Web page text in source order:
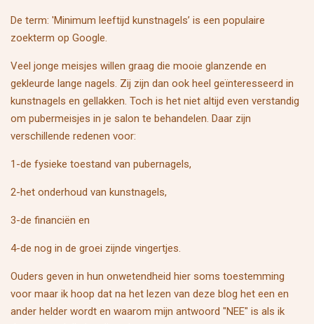
De term: 'Minimum leeftijd kunstnagels’ is een populaire
zoekterm op Google.
Veel jonge meisjes willen graag die mooie glanzende en
gekleurde lange nagels. Zij zijn dan ook heel geïnteresseerd in
kunstnagels en gellakken. Toch is het niet altijd even verstandig
om pubermeisjes in je salon te behandelen. Daar zijn
verschillende redenen voor:
1-de fysieke toestand van pubernagels,
2-het onderhoud van kunstnagels,
3-de financiën en
4-de nog in de groei zijnde vingertjes.
Ouders geven in hun onwetendheid hier soms toestemming
voor maar ik hoop dat na het lezen van deze blog het een en
ander helder wordt en waarom mijn antwoord "NEE" is als ik